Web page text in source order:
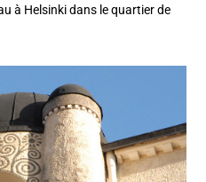
à Helsinki dans le quartier de